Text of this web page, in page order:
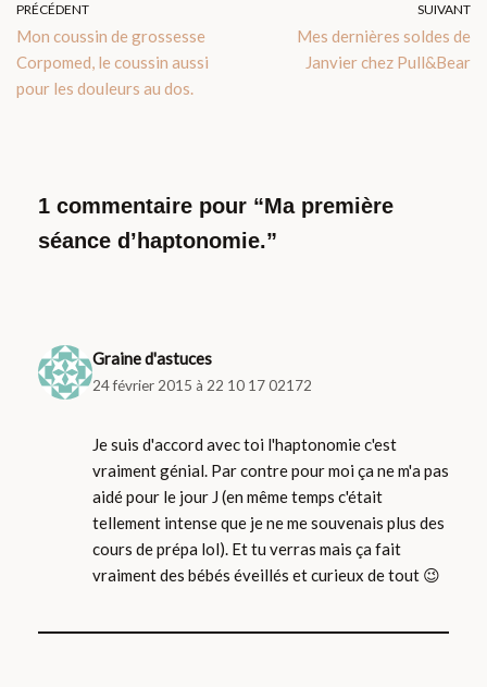
PRÉCÉDENT
Mon coussin de grossesse
Corpomed, le coussin aussi
pour les douleurs au dos.
SUIVANT
Mes dernières soldes de
Janvier chez Pull&Bear
1 commentaire pour “Ma première
séance d’haptonomie.”
Graine d'astuces
24 février 2015 à 22 10 17 02172
Je suis d'accord avec toi l'haptonomie c'est
vraiment génial. Par contre pour moi ça ne m'a pas
aidé pour le jour J (en même temps c'était
tellement intense que je ne me souvenais plus des
cours de prépa lol). Et tu verras mais ça fait
vraiment des bébés éveillés et curieux de tout 😉